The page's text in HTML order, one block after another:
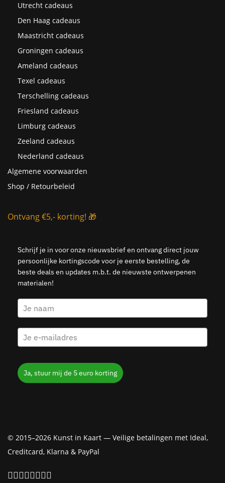
Utrecht cadeaus
Den Haag cadeaus
Maastricht cadeaus
Groningen cadeaus
Ameland cadeaus
Texel cadeaus
Terschelling cadeaus
Friesland cadeaus
Limburg cadeaus
Zeeland cadeaus
Nederland cadeaus
Algemene voorwaarden
Shop / Retourbeleid
Ontvang €5,- korting! 🎁
Schrijf je in voor onze nieuwsbrief en ontvang direct jouw
persoonlijke kortingscode voor je eerste bestelling, de
beste deals en updates m.b.t. de nieuwste ontwerpenen
materialen!
Ja, stuur mij de 5 euro korting
© 2015–2026 Kunst in Kaart — Veilige betalingen met Ideal,
Creditcard, Klarna & PayPal